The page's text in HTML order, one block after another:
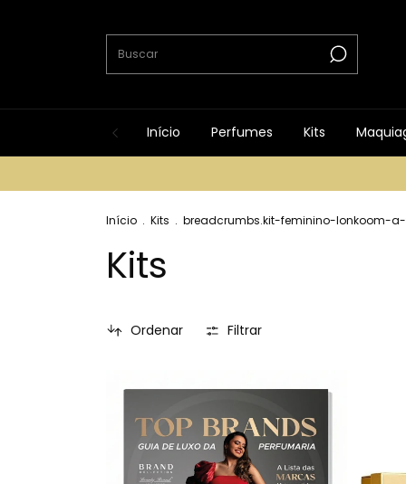
Início Perfumes Kits
Início . Kits . breadcrumbs.kit-feminino-lonkoom-
Kits
Ordenar Filtrar